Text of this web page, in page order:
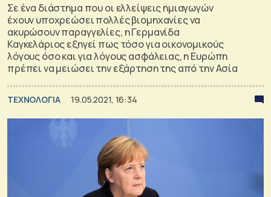
Σε ένα διάστημα που οι ελλείψεις ημιαγωγών
έχουν υποχρεώσει πολλές βιομηχανίες να
ακυρώσουν παραγγελίες, η Γερμανίδα
Καγκελάριος εξηγεί πως τόσο για οικονομικούς
λόγους όσο και για λόγους ασφάλειας, η Ευρώπη
πρέπει να μειώσει την εξάρτηση της από την Ασία
ΤΕΧΝΟΛΟΓΙΑ 19.05.2021, 16:34